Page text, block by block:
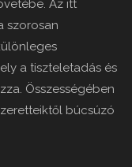
Az itt
szorosan
a tiszteletadás és
Összességében
búcsúzó